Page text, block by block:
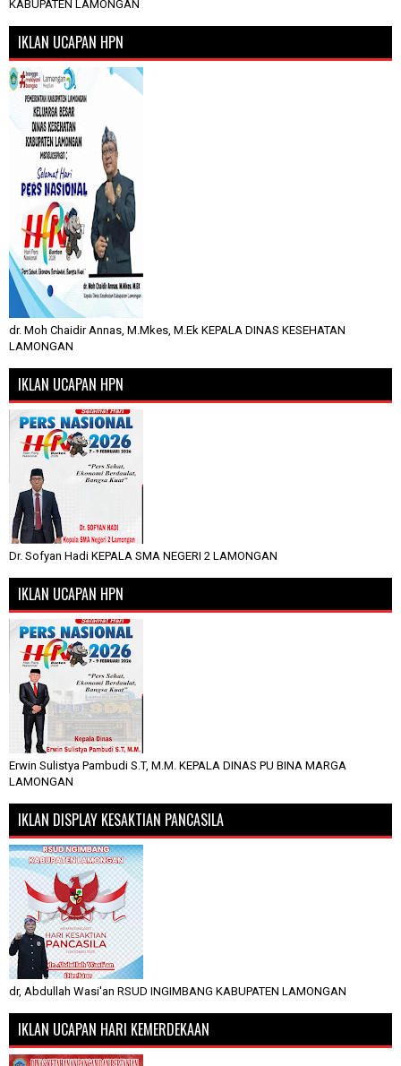
KABUPATEN LAMONGAN
IKLAN UCAPAN HPN
dr. Moh Chaidir Annas, M.Mkes, M.Ek KEPALA DINAS KESEHATAN
LAMONGAN
IKLAN UCAPAN HPN
Dr. Sofyan Hadi KEPALA SMA NEGERI 2 LAMONGAN
IKLAN UCAPAN HPN
Erwin Sulistya Pambudi S.T, M.M. KEPALA DINAS PU BINA MARGA
LAMONGAN
IKLAN DISPLAY KESAKTIAN PANCASILA
dr, Abdullah Wasi'an RSUD INGIMBANG KABUPATEN LAMONGAN
IKLAN UCAPAN HARI KEMERDEKAAN